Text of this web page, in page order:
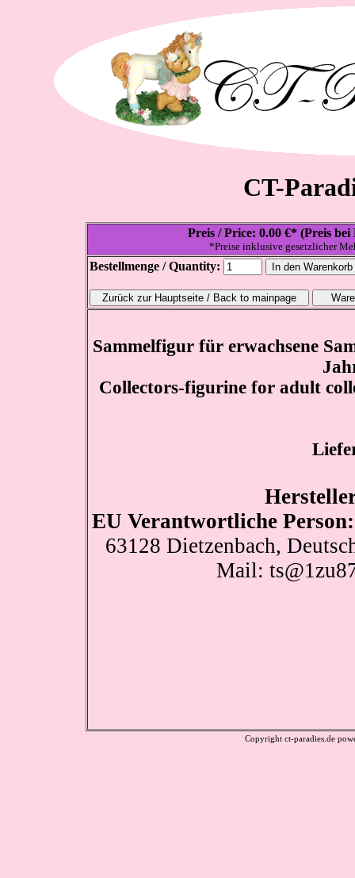
CT-
Preis / Price: 0.00 €* (Preis
*Preise inklusive gesetzlicher
Bestellmenge / Quantity:
Sammelfigur für erwachsene
Collectors-figurine for adult
EU Verantwortliche Person:
63128 Dietzenbach,
Mail:
Copyright ct-paradies.de